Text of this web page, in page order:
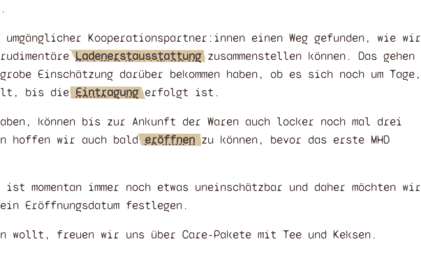
umgänglicher Kooperationspartner:innen einen Weg gefunden, wie wir
Ladenerstausstattungzusammenstellen können. Das gehen
Einschätzung darüber bekommen haben, ob es sich noch um Tage,
bis dieEintragungerfolgt ist.
können bis zur Ankunft der Waren auch locker noch mal drei
hoffen wir auch bald eröffnen zu können, bevor das erste MHD
momentan immer noch etwas uneinschätzbar und daher möchten wir
Eröffnungsdatum festlegen.
wollt, freuen wir uns über Care-Pakete mit Tee und Keksen.